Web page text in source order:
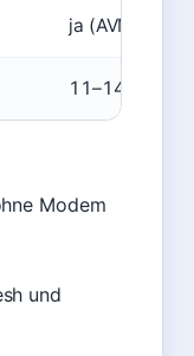
ja (AVM Mesh)
11–14 W
Modem
und